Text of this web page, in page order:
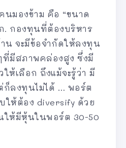
นมองข้าม คือ “ขนาด
. กองทุนที่ต้องบริหาร
น จะมีข้อจำกัดให้ลงทุน
ที่มีสภาพคล่องสูง ซึ่งมี
ห้เลือก ถึงแม้จะรู้ว่า มี
ลงทุนไม่ได้ … พอร์ต
ให้ต้อง diversify ด้วย
ให้มีหุ้นในพอร์ต 30-50